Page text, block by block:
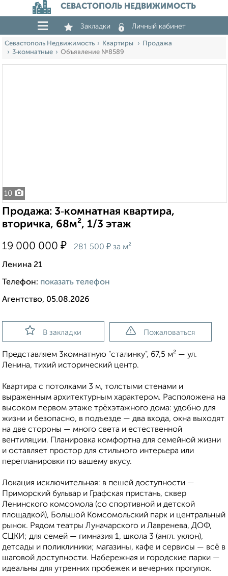
СЕВАСТОПОЛЬ НЕДВИЖИМОСТЬ
Закладки Личный кабинет
Севастополь Недвижимость Квартиры
Продажа
3‑комнатные
Объявление №8589
10
Продажа: 3‑комнатная квартира,
вторичка, 68м², 1/3 этаж
19 000 000 ₽ 281 500 ₽ за м²
Ленина 21
Телефон: показать телефон
Агентство, 05.08.2026
В закладки Пожаловаться
Представляем 3комнатную "сталинку", 67,5 м² — ул.
Ленина, тихий исторический центр.
Квартира с потолками 3 м, толстыми стенами и
выраженным архитектурным характером. Расположена на
высоком первом этаже трёхэтажного дома: удобно для
жизни и безопасно, в подъезде — два входа, окна выходят
на две стороны — много света и естественной
вентиляции. Планировка комфортна для семейной жизни
и оставляет простор для стильного интерьера или
перепланировки по вашему вкусу.
Локация исключительная: в пешей доступности —
Приморский бульвар и Графская пристань, сквер
Ленинского комсомола (со спортивной и детской
площадкой), Большой Комсомольский парк и центральный
рынок. Рядом театры Луначарского и Лавренева, ДОФ,
СЦКИ; для семей — гимназия 1, школа 3 (англ. уклон),
детсады и поликлиники; магазины, кафе и сервисы — всё в
шаговой доступности. Набережная и городские парки —
идеальны для утренних пробежек и вечерних прогулок.